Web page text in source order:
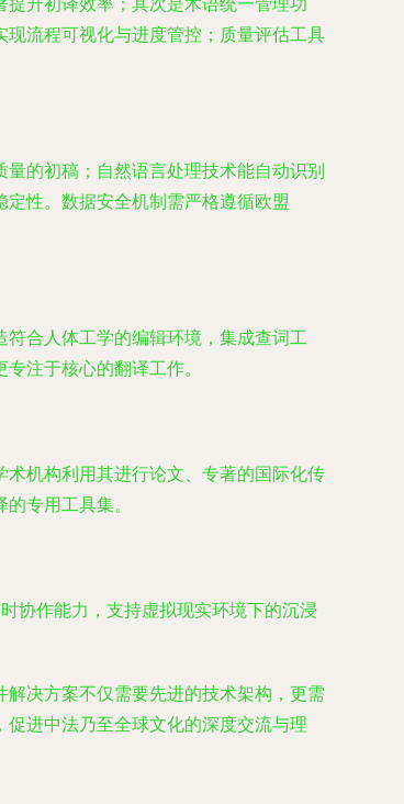
流程可视化与进度管控；质量评估工具
的初稿；自然语言处理技术能自动识别
性。数据安全机制需严格遵循欧盟
合人体工学的编辑环境，集成查词工
注于核心的翻译工作。
机构利用其进行论文、专著的国际化传
专用工具集。
协作能力，支持虚拟现实环境下的沉浸
决方案不仅需要先进的技术架构，更需
进中法乃至全球文化的深度交流与理